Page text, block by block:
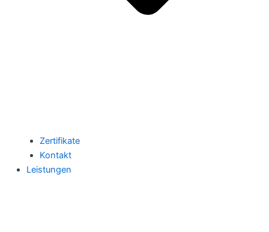
Zertifikate
Kontakt
Leistungen